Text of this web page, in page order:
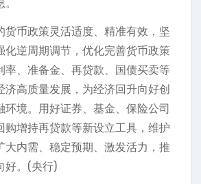
货币政策灵活适度、精准有效，坚
化逆周期调节，优化完善货币政策
率、准备金、再贷款、国债买卖等
济高质量发展，为经济回升向好创
环境。用好证券、基金、保险公司
购增持再贷款等新设立工具，维护
大内需、稳定预期、激发活力，推
好。(央行)